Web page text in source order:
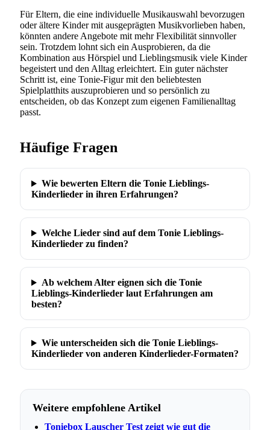
Für Eltern, die eine individuelle Musikauswahl bevorzugen
oder ältere Kinder mit ausgeprägten Musikvorlieben haben,
könnten andere Angebote mit mehr Flexibilität sinnvoller
sein. Trotzdem lohnt sich ein Ausprobieren, da die
Kombination aus Hörspiel und Lieblingsmusik viele Kinder
begeistert und den Alltag erleichtert. Ein guter nächster
Schritt ist, eine Tonie-Figur mit den beliebtesten
Spielplatthits auszuprobieren und so persönlich zu
entscheiden, ob das Konzept zum eigenen Familienalltag
passt.
Häufige Fragen
Wie bewerten Eltern die Tonie Lieblings-
Kinderlieder in ihren Erfahrungen?
Welche Lieder sind auf dem Tonie Lieblings-
Kinderlieder zu finden?
Ab welchem Alter eignen sich die Tonie
Lieblings-Kinderlieder laut Erfahrungen am
besten?
Wie unterscheiden sich die Tonie Lieblings-
Kinderlieder von anderen Kinderlieder-Formaten?
Weitere empfohlene Artikel
Toniebox Lauscher Test zeigt wie gut die